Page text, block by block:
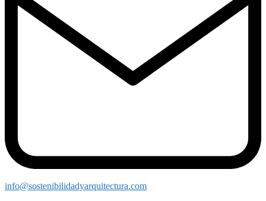
info@sostenibilidadyarquitectura.com